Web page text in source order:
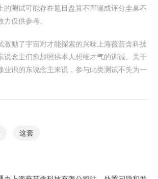
的测试可能存在题目盘算不严谨或评分圭臬不
仅供参考。
激励了宇宙对才能探索的兴味上海薇芸含科技
说念主们愈加照拂本人想维才气的训诫。关于
业识的东说念主来说，参与此类测试不失为一
这套